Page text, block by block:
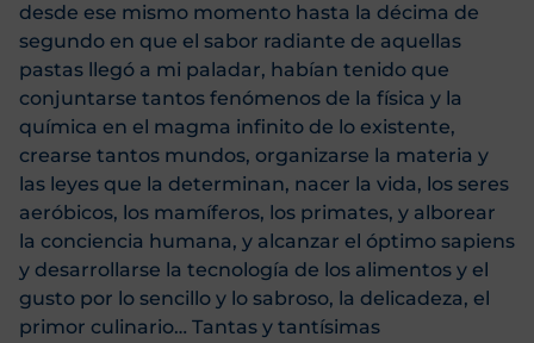
desde ese mismo momento hasta la décima de
segundo en que el sabor radiante de aquellas
pastas llegó a mi paladar, habían tenido que
conjuntarse tantos fenómenos de la física y la
química en el magma infinito de lo existente,
crearse tantos mundos, organizarse la materia y
las leyes que la determinan, nacer la vida, los seres
aeróbicos, los mamíferos, los primates, y alborear
la conciencia humana, y alcanzar el óptimo sapiens
y desarrollarse la tecnología de los alimentos y el
gusto por lo sencillo y lo sabroso, la delicadeza, el
primor culinario… Tantas y tantísimas